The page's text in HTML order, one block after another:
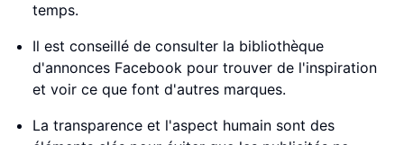
temps.
Il est conseillé de consulter la bibliothèque
d'annonces Facebook pour trouver de l'inspiration
et voir ce que font d'autres marques.
La transparence et l'aspect humain sont des